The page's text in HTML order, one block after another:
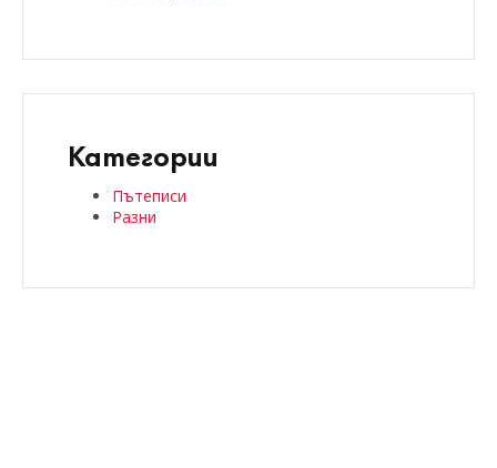
Категории
Пътеписи
Разни